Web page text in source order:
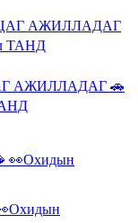
ЦАГ АЖИЛЛАДАГ 🚗